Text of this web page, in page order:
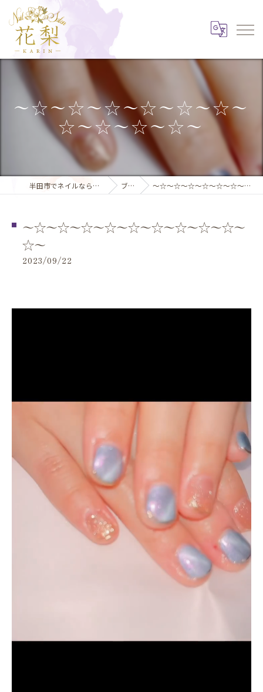
〜☆〜☆〜☆〜☆〜☆〜☆〜
☆〜☆〜☆〜☆〜
半田市でネイルならNail Salon 花梨 ブログ 〜☆〜☆〜☆〜☆〜☆〜☆〜☆〜☆〜☆〜☆〜
〜☆〜☆〜☆〜☆〜☆〜☆〜☆〜☆〜☆〜
☆〜
2023/09/22